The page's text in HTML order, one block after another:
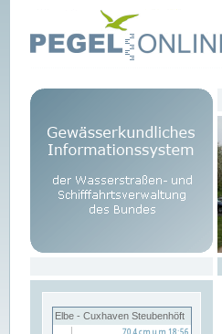
Elbe - Cuxhaven Steubenhöft